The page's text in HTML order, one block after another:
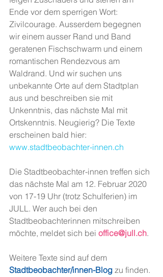
Ende vor dem sperrigen Wort:
Zivilcourage. Ausserdem begegnen
wir einem ausser Rand und Band
geratenen Fischschwarm und einem
romantischen Rendezvous am
Waldrand. Und wir suchen uns
unbekannte Orte auf dem Stadtplan
aus und beschreiben sie mit
Unkenntnis, das nächste Mal mit
Ortskenntnis. Neugierig? Die Texte
erscheinen bald hier:
www.stadtbeobachter-innen.ch
Die Stadtbeobachter-innen treffen sich
das nächste Mal am 12. Februar 2020
von 17-19 Uhr (trotz Schulferien) im
JULL. Wer auch bei den
Stadtbeobachterinnen mitschreiben
möchte, meldet sich bei office@jull.ch.
Weitere Texte sind auf dem
Stadtbeobachter/innen-Blog zu finden.